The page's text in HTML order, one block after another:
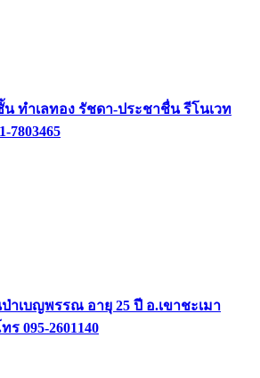
น ทำเลทอง รัชดา-ประชาชื่น รีโนเวท
7803465
าเบญพรรณ อายุ 25 ปี อ.เขาชะเมา
ร 095-2601140